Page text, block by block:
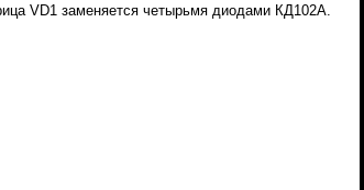
VD1 заменяется четырьмя диодами КД102А.